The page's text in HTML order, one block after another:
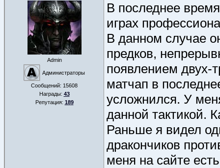
Admin
Администраторы
Сообщений: 15608
Награды: 43
Репутация: 189
В последнее
играх
В данном случае
предков,
появлением двух-
матчап в
усложнился. У
данной тактикой.
Раньше я видел
дракончиков
меня на сайте